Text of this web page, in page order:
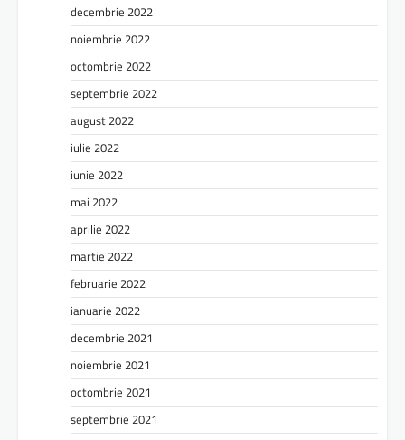
decembrie 2022
noiembrie 2022
octombrie 2022
septembrie 2022
august 2022
iulie 2022
iunie 2022
mai 2022
aprilie 2022
martie 2022
februarie 2022
ianuarie 2022
decembrie 2021
noiembrie 2021
octombrie 2021
septembrie 2021